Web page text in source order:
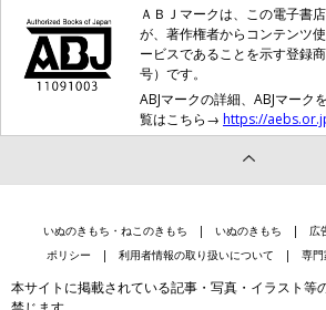
ＡＢＪマークは、この電子書
が、著作権者からコンテンツ
ービスであることを示す登録
号）です。
ABJマークの詳細、ABJマーク
覧はこちら→ https://
いぬのきもち・ねこのきもち いぬのきもち 広
ポリシー
利用者情報の取り扱いについて 専
本サイトに掲載されている記事・写真・イラスト等